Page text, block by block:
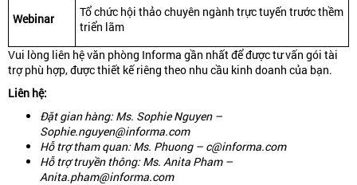
Webinar
Tổ chức hội thảo chuyên ngành trực tuyến trước thềm
triển lãm
Vui lòng liên hệ văn phòng Informa gần nhất để được tư vấn gói tài
trợ phù hợp, được thiết kế riêng theo nhu cầu kinh doanh của bạn.
Liên hệ:
Đặt gian hàng: Ms. Sophie Nguyen –
Sophie.nguyen@informa.com
Hỗ trợ tham quan: Ms. Phuong – c@informa.com
Hỗ trợ truyền thông: Ms. Anita Pham –
Anita.pham@informa.com